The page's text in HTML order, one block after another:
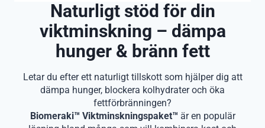
Naturligt stöd för din
viktminskning – dämpa
hunger & bränn fett
Letar du efter ett naturligt tillskott som hjälper dig att
dämpa hunger, blockera kolhydrater och öka
fettförbränningen?
Biomeraki™ Viktminskningspaket™ är en populär